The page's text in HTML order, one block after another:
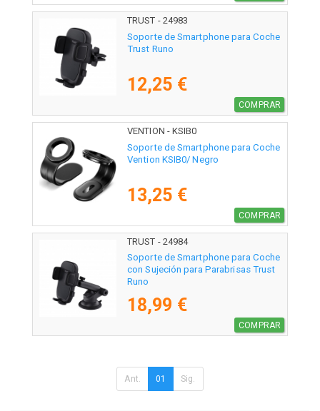
TRUST - 24983
Soporte de Smartphone para Coche
Trust Runo
12,25 €
COMPRAR
VENTION - KSIB0
Soporte de Smartphone para Coche
Vention KSIB0/ Negro
13,25 €
COMPRAR
TRUST - 24984
Soporte de Smartphone para Coche
con Sujeción para Parabrisas Trust
Runo
18,99 €
COMPRAR
Ant. 01 Sig.